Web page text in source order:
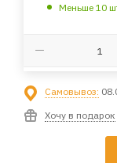
Меньше 10
Самовывоз:
Хочу в подарок